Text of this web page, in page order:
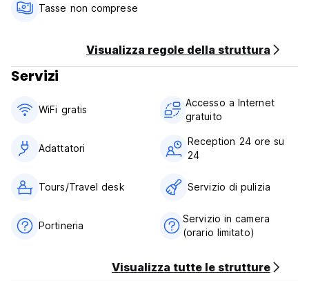
addebitata la prima notte del soggiorno.
Pagamento all'arrivo in contanti.
Colazione non inclusa.
Tasse non comprese
Visualizza regole della struttura
Servizi
WiFi gratis
Accesso a Internet
gratuito
Adattatori
Reception 24 ore su
24
Tours/Travel desk Servizio di pulizia
Portineria
Servizio in camera
(orario limitato)
Visualizza tutte le strutture